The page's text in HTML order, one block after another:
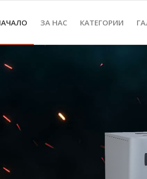
ЗА НАС КАТЕГОРИИ